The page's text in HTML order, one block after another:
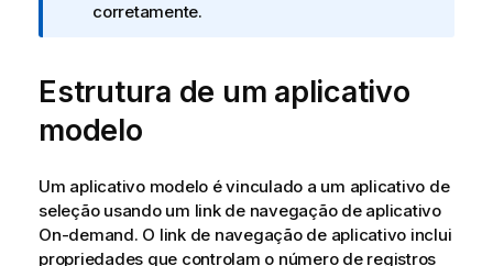
v
corretamente.
Estrutura de um aplicativo
modelo
Um aplicativo modelo é vinculado a um aplicativo de
seleção usando um link de navegação de aplicativo
On-demand. O link de navegação de aplicativo inclui
propriedades que controlam o número de registros